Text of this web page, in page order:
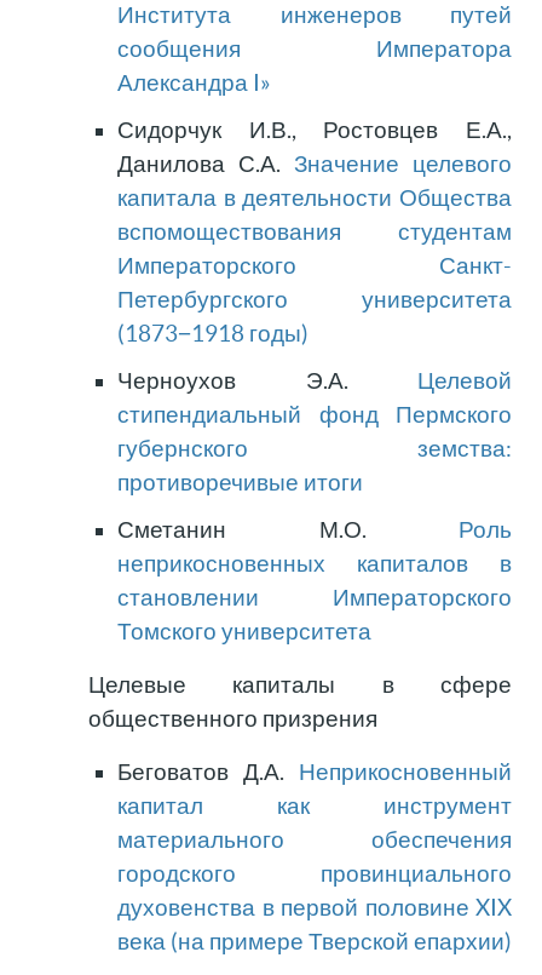
Института инженеров путей
сообщения Императора
Александра I»
Сидорчук И.В., Ростовцев Е.А.,
Данилова С.А. Значение целевого
капитала в деятельности Общества
вспомоществования студентам
Императорского Санкт-
Петербургского университета
(1873−1918 годы)
Черноухов Э.А. Целевой
стипендиальный фонд Пермского
губернского земства:
противоречивые итоги
Сметанин М.О. Роль
неприкосновенных капиталов в
становлении Императорского
Томского университета
Целевые капиталы в сфере
общественного призрения
Беговатов Д.А. Неприкосновенный
капитал как инструмент
материального обеспечения
городского провинциального
духовенства в первой половине XIX
века (на примере Тверской епархии)